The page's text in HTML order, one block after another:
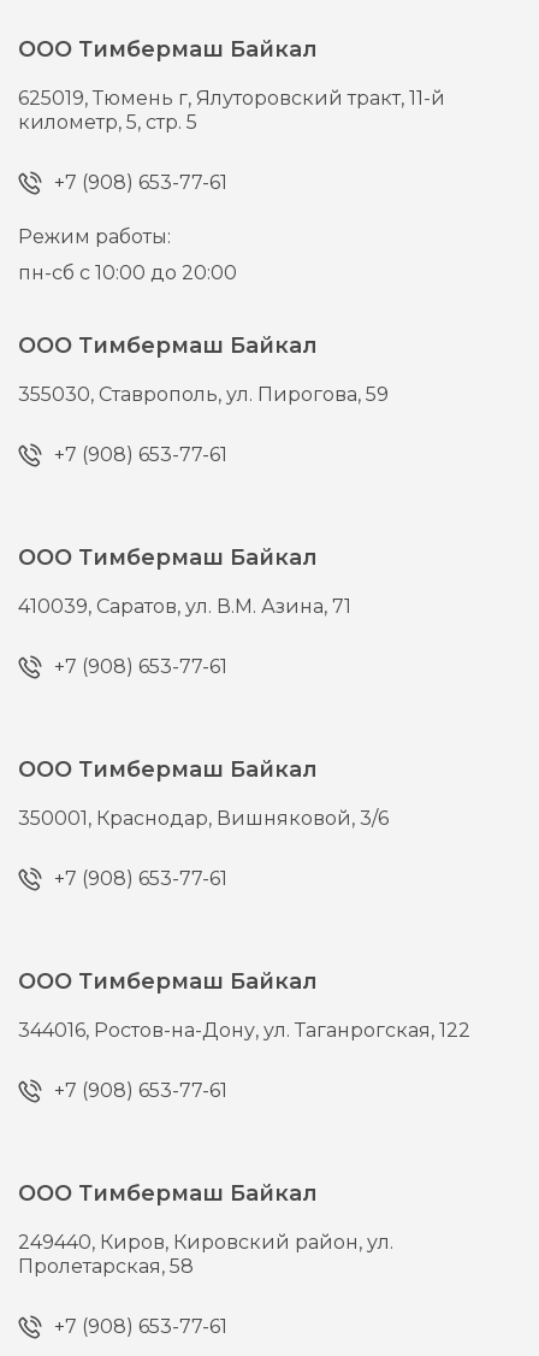
ООО Тимбермаш Байкал
625019,Тюмень г, Ялуторовский тракт, 11-й
километр, 5, стр. 5
+7 (908) 653-77-61
Режим работы:
пн-сб с 10:00 до 20:00
ООО Тимбермаш Байкал
355030, Ставрополь,ул. Пирогова, 59
+7 (908) 653-77-61
ООО Тимбермаш Байкал
410039, Саратов,ул. В.М. Азина, 71
+7 (908) 653-77-61
ООО Тимбермаш Байкал
350001, Краснодар, Вишняковой, 3/6
+7 (908) 653-77-61
ООО Тимбермаш Байкал
344016, Ростов-на-Дону,ул. Таганрогская, 122
+7 (908) 653-77-61
ООО Тимбермаш Байкал
249440, Киров, Кировский район, ул.
Пролетарская, 58
+7 (908) 653-77-61